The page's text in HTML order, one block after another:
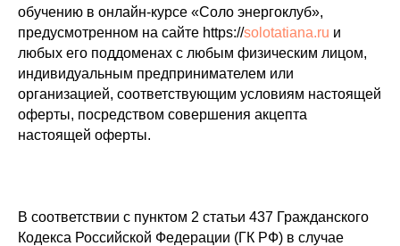
обучению в онлайн-курсе «Соло энергоклуб»,
предусмотренном на сайте https://solotatiana.ru и
любых его поддоменах с любым физическим лицом,
индивидуальным предпринимателем или
организацией, соответствующим условиям настоящей
оферты, посредством совершения акцепта
настоящей оферты.
В соответствии с пунктом 2 статьи 437 Гражданского
Кодекса Российской Федерации (ГК РФ) в случае